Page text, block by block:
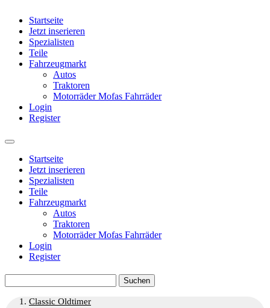
Startseite
Jetzt inserieren
Spezialisten
Teile
Fahrzeugmarkt
Autos
Traktoren
Motorräder Mofas Fahrräder
Login
Register
Startseite
Jetzt inserieren
Spezialisten
Teile
Fahrzeugmarkt
Autos
Traktoren
Motorräder Mofas Fahrräder
Login
Register
nach:
Classic Oldtimer